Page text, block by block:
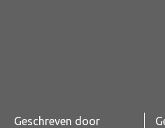
Geschreven door